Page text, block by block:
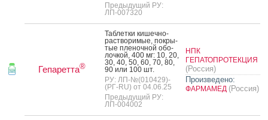
Предыдущий РУ:
ЛП-007320
Гепаретта®
Таб­летки ки­шеч­но­
рас­тво­римые, пок­ры­
тые пле­ноч­ной обо­
лоч­кой, 400 мг: 10, 20,
30, 40, 50, 60, 70, 80,
90 или 100 шт.
РУ: ЛП-№(010429)-
(РГ-RU) от 04.06.25
Предыдущий РУ:
ЛП-004002
НПК
ГЕПАТОПРОТЕКЦИЯ
(Россия)
Произведено:
ФАРМАМЕД (Россия)